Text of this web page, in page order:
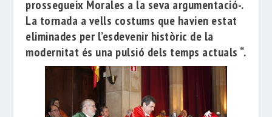
prossegueix Morales a la seva argumentació-.
La tornada a vells costums que havien estat
eliminades per l’esdevenir històric de la
modernitat és una pulsió dels temps actuals “.